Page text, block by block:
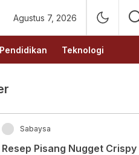
Agustus 7, 2026
Pendidikan Teknologi
Sabaysa
Resep Pisang Nugget Crispy